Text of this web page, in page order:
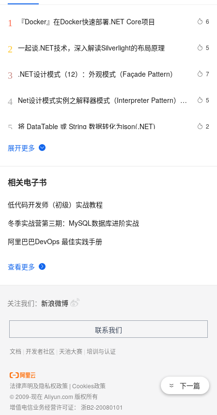
1 『Docker』在Docker快速部署.NET Core项目 6
2 一起谈.NET技术，深入解读Silverlight的布局原理 5
3 .NET设计模式（12）：外观模式（Façade Pattern） 7
4 Net设计模式实例之解释器模式（Interpreter Pattern）
5
5 将 DataTable 或 String 数据转化为json(.NET) 2
6 .NET数据库编程求索之路--11.一些思考
7 Net设计模式实例之适配器模式（Adapter Pattern）
8 .NET深入解析LINQ框架（三：LINQ优雅的前奏）
Web
相关电子书
查看更多
低代码开发师（初级）实战教程
冬季实战营第三期：MySQL数据库进阶实战
阿里巴巴DevOps 最佳实践手册
下一篇
关注我们： 新浪微博
联系我们
文档 | 开发者社区 | 天池大赛 | 培训与认证
法律声明及隐私权政策 | Cookies政策
© 2009-现在 Aliyun.com 版权所有
增值电信业务经营许可证： 浙B2-20080101